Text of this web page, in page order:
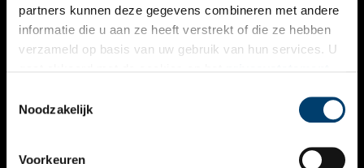
partners kunnen deze gegevens combineren met andere
informatie die u aan ze heeft verstrekt of die ze hebben
verzameld op basis van uw gebruik van hun services. U
Noodzakelijk
Voorkeuren
NIEUWS
KALENDER
ACTIVITEITEN